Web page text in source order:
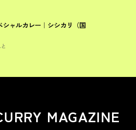
シャルカレー｜シシカリ（国
MAGAZINE